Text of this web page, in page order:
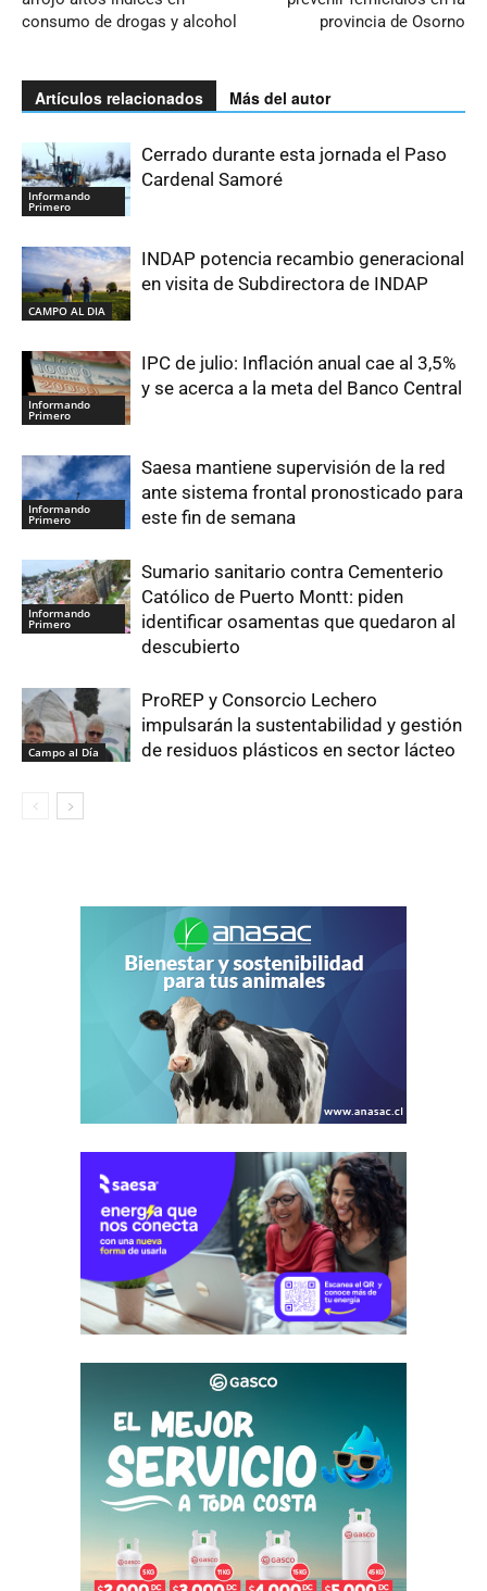
consumo de drogas y alcohol
provincia de Osorno
Artículos relacionados Más del autor
Informando
Primero
Cerrado durante esta jornada el Paso
Cardenal Samoré
CAMPO AL DIA
INDAP potencia recambio generacional
en visita de Subdirectora de INDAP
Informando
Primero
IPC de julio: Inflación anual cae al 3,5%
y se acerca a la meta del Banco Central
Informando
Primero
Saesa mantiene supervisión de la red
ante sistema frontal pronosticado para
este fin de semana
Informando
Primero
Sumario sanitario contra Cementerio
Católico de Puerto Montt: piden
identificar osamentas que quedaron al
descubierto
Campo al Día
ProREP y Consorcio Lechero
impulsarán la sustentabilidad y gestión
de residuos plásticos en sector lácteo